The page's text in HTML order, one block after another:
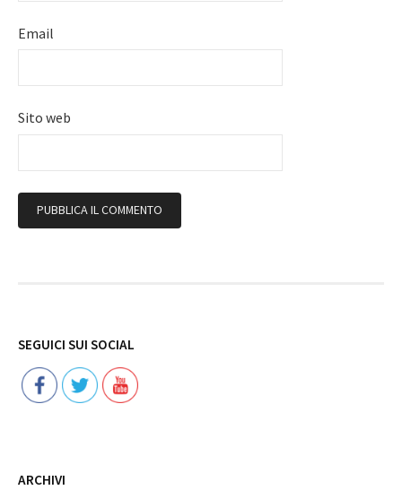
Email
Sito web
SEGUICI SUI SOCIAL
ARCHIVI